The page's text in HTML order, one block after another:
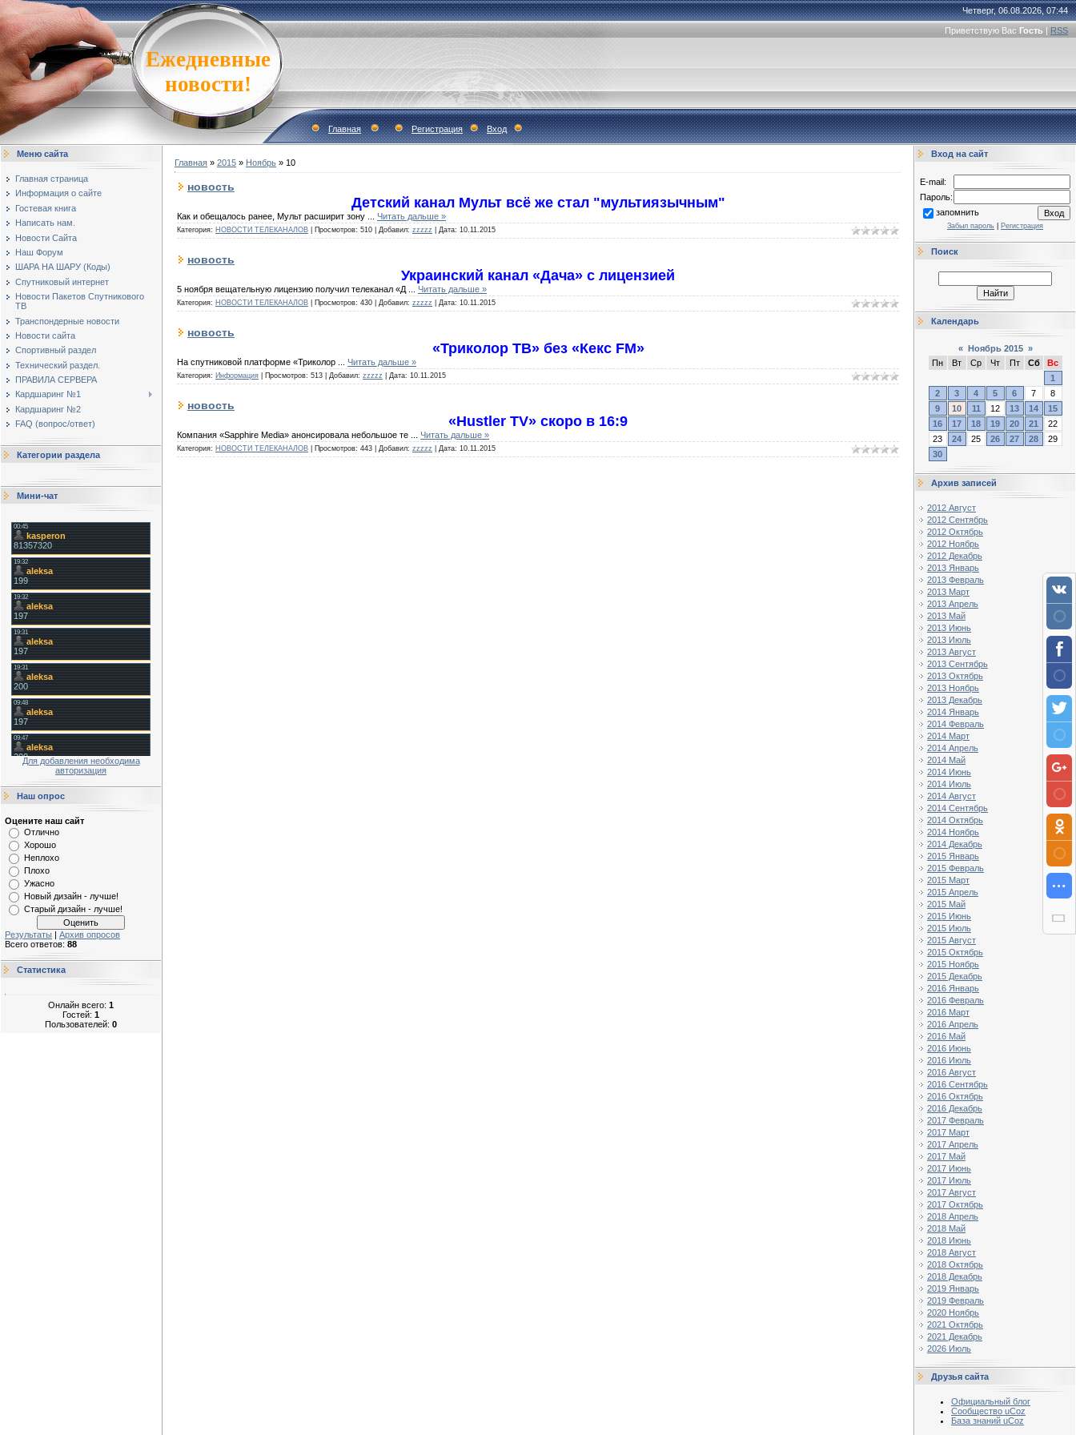
Ежедневные
новости!
Четверг, 06.08.2026, 07:44
Приветствую Вас Гость | RSS
Главная Регистрация Вход
Меню сайта
Главная страница
Информация о сайте
Гостевая книга
Написать нам.
Новости Сайта
Наш Форум
ШАРА НА ШАРУ (Коды)
Спутниковый интернет
Новости Пакетов Спутникового
ТВ
Транспондерные новости
Новости сайта
Спортивный раздел
Технический раздел.
ПРАВИЛА СЕРВЕРА
Кардшаринг №1
Кардшаринг №2
FAQ (вопрос/ответ)
Категории раздела
Мини-чат
Для добавления необходима
авторизация
Наш опрос
Оцените наш сайт
Отлично
Хорошо
Неплохо
Плохо
Ужасно
Новый дизайн - лучше!
Старый дизайн - лучше!
Результаты | Архив опросов
Всего ответов: 88
Статистика
Онлайн всего: 1
Гостей: 1
Пользователей: 0
Главная » 2015 » Ноябрь » 10
новость
Детский канал Мульт всё же стал "мультиязычным"
Как и обещалось ранее, Мульт расширит зону Читать дальше »
Категория: НОВОСТИ ТЕЛЕКАНАЛОВ Просмотров: 510 Добавил: zzzzz Дата: 10.11.2015
новость
Украинский канал «Дача» с лицензией
5 ноября вещательную лицензию получил телеканал «Д Читать дальше »
Категория: НОВОСТИ ТЕЛЕКАНАЛОВ Просмотров: 430 Добавил: zzzzz Дата: 10.11.2015
новость
«Триколор ТВ» без «Кекс FM»
На спутниковой платформе «Триколор Читать дальше »
Категория: Информация Просмотров: 513 Добавил: zzzzz Дата: 10.11.2015
новость
«Hustler TV» скоро в 16:9
Компания «Sapphire Media» анонсировала небольшое те Читать дальше »
Категория: НОВОСТИ ТЕЛЕКАНАЛОВ Просмотров: 443 Добавил: zzzzz Дата: 10.11.2015
Вход на сайт
E-mail:
Пароль:
запомнить
Забыл пароль Регистрация
Поиск
Календарь
« Ноябрь 2015 »
Пн
Вт Ср Чт Пт Сб
Вс
1
2
3 4 5 6 7
8
9
10 11 12 13 14
15
16
17 18 19 20 21
22
23
24 25 26 27 28
29
30
Архив записей
2012 Август
2012 Сентябрь
2012 Октябрь
2012 Ноябрь
2012 Декабрь
2013 Январь
2013 Февраль
2013 Март
2013 Апрель
2013 Май
2013 Июнь
2013 Июль
2013 Август
2013 Сентябрь
2013 Октябрь
2013 Ноябрь
2013 Декабрь
2014 Январь
2014 Февраль
2014 Март
2014 Апрель
2014 Май
2014 Июнь
2014 Июль
2014 Август
2014 Сентябрь
2014 Октябрь
2014 Ноябрь
2014 Декабрь
2015 Январь
2015 Февраль
2015 Март
2015 Апрель
2015 Май
2015 Июнь
2015 Июль
2015 Август
2015 Октябрь
2015 Ноябрь
2015 Декабрь
2016 Январь
2016 Февраль
2016 Март
2016 Апрель
2016 Май
2016 Июнь
2016 Июль
2016 Август
2016 Сентябрь
2016 Октябрь
2016 Декабрь
2017 Февраль
2017 Март
2017 Апрель
2017 Май
2017 Июнь
2017 Июль
2017 Август
2017 Октябрь
2018 Апрель
2018 Май
2018 Июнь
2018 Август
2018 Октябрь
2018 Декабрь
2019 Январь
2019 Февраль
2020 Ноябрь
2021 Октябрь
2021 Декабрь
2026 Июль
Друзья сайта
Официальный блог
Сообщество uCoz
База знаний uCoz